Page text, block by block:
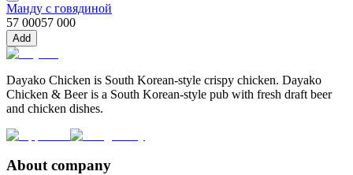
Манду с говядиной
57 00057 000
Add
Dayako Chicken is South Korean-style crispy chicken. Dayako
Chicken & Beer is a South Korean-style pub with fresh draft beer
and chicken dishes.
About company